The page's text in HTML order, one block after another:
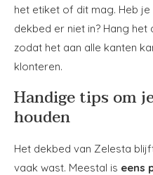
het etiket of dit mag. Heb
dekbed er niet in? Hang het
zodat het aan alle kanten
klonteren.
Handige tips om
houden
Het dekbed van Zelesta
vaak wast. Meestal is eens